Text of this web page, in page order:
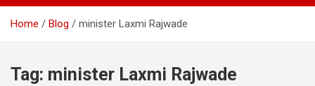
Home Blog minister Laxmi Rajwade
Tag: minister Laxmi Rajwade